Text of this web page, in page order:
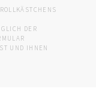
DER
UND IHNEN